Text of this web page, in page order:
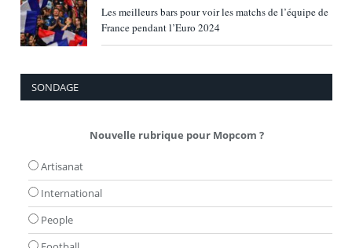
Les meilleurs bars pour voir les matchs de l’équipe de
France pendant l’Euro 2024
SONDAGE
Nouvelle rubrique pour Mopcom ?
Artisanat
International
People